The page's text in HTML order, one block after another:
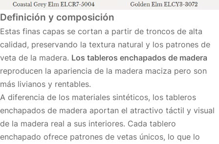
Definición y composición
Estas finas capas se cortan a partir de troncos de alta
calidad, preservando la textura natural y los patrones de
veta de la madera. Los tableros enchapados de madera
reproducen la apariencia de la madera maciza pero son
más livianos y rentables.
A diferencia de los materiales sintéticos, los tableros
enchapados de madera aportan el atractivo táctil y visual
de la madera real a sus interiores. Cada tablero
enchapado ofrece patrones de vetas únicos, lo que lo